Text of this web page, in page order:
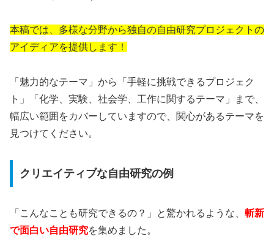
本稿では、多様な分野から独自の自由研究プロジェクトの
アイディアを提供します！
「魅力的なテーマ」から「手軽に挑戦できるプロジェク
ト」「化学、実験、社会学、工作に関するテーマ」まで、
幅広い範囲をカバーしていますので、関心があるテーマを
見つけてください。
クリエイティブな自由研究の例
「こんなことも研究できるの？」と驚かれるような、 斬新
で面白い自由研究を集めました。